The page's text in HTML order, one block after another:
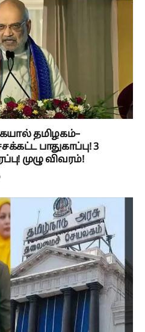
தமிழகம்–
பாதுகாப்பு! 3
முழு விவரம்!